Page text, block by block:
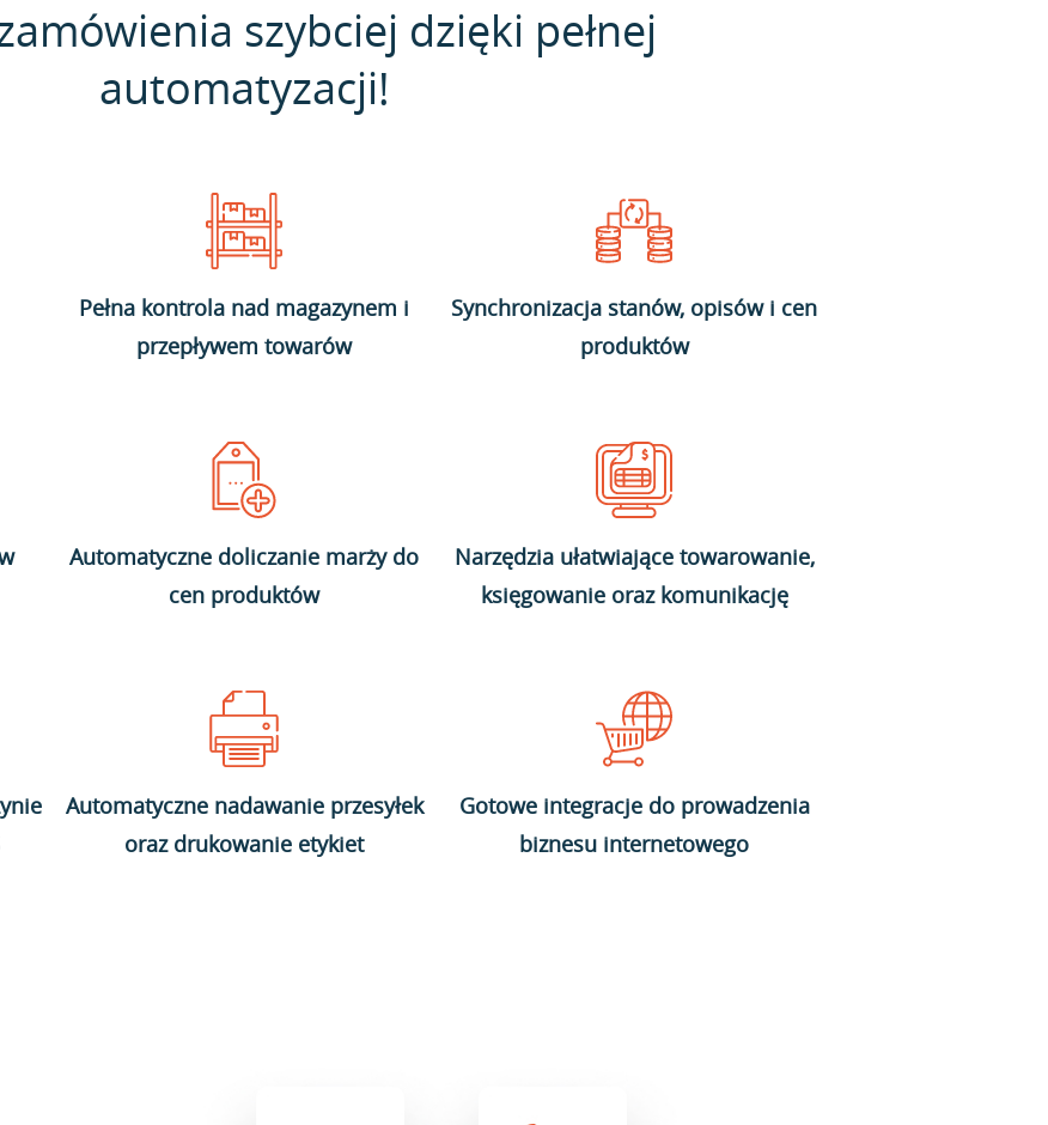
szybciej dzięki pełnej
automatyzacji!
Pełna kontrola nad magazynem i
przepływem towarów
Synchronizacja stanów, opisów i cen
produktów
Automatyczne doliczanie marży do
cen produktów
Narzędzia ułatwiające towarowanie,
księgowanie oraz komunikację
Automatyczne nadawanie przesyłek
oraz drukowanie etykiet
Gotowe integracje do prowadzenia
biznesu internetowego